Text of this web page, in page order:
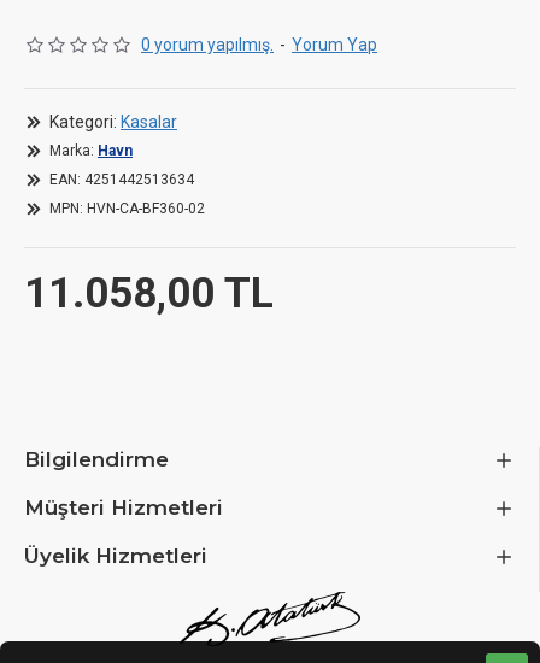
Length / Depth
Width
Height
Case Type
0 yorum yapılmış. - Yorum Yap
11.058,00 TL
Kategori: Kasalar
Marka: Havn
EAN: 4251442513634
MPN: HVN-CA-BF360-02
Bilgilendirme
Müşteri Hizmetleri
Üyelik Hizmetleri